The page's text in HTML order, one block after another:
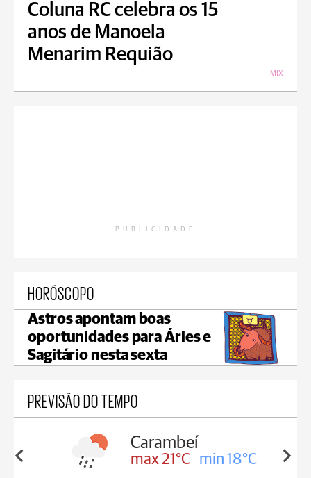
Coluna RC celebra os 15
anos de Manoela
Menarim Requião
MIX
PUBLICIDADE
HORÓSCOPO
Astros apontam boas
oportunidades para Áries e
Sagitário nesta sexta
PREVISÃO DO TEMPO
18°C
Carambeí
max 21°C min 18°C